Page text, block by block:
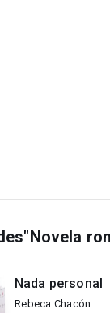
Nada personal
Rebeca Chacón